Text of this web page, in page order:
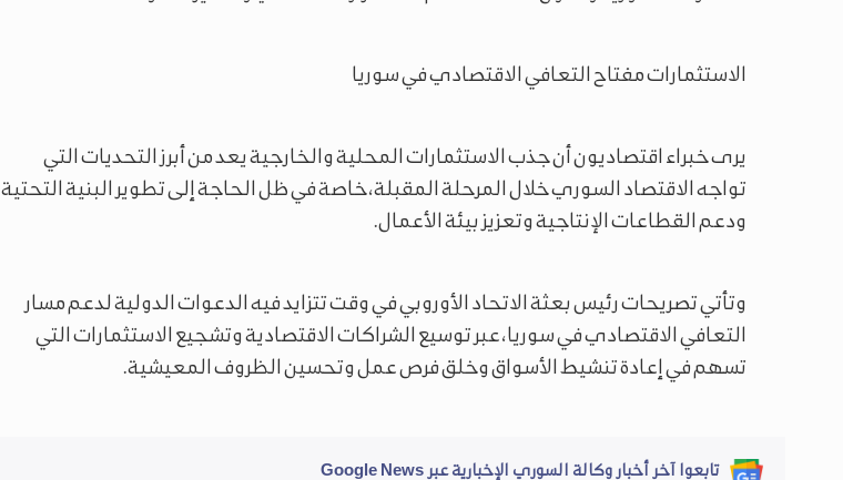
الاستثمارات مفتاح التعافي الاقتصادي في سوريا
يرى خبراء اقتصاديون أن جذب الاستثمارات المحلية والخارجية يعد من أبرز التحديات التي
تواجه الاقتصاد السوري خلال المرحلة المقبلة، خاصة في ظل الحاجة إلى تطوير البنية التحتية
ودعم القطاعات الإنتاجية وتعزيز بيئة الأعمال.
وتأتي تصريحات رئيس بعثة الاتحاد الأوروبي في وقت تتزايد فيه الدعوات الدولية لدعم مسار
التعافي الاقتصادي في سوريا، عبر توسيع الشراكات الاقتصادية وتشجيع الاستثمارات التي
تسهم في إعادة تنشيط الأسواق وخلق فرص عمل وتحسين الظروف المعيشية.
تابعوا آخر أخبار وكالة السوري الإخبارية عبر Google News